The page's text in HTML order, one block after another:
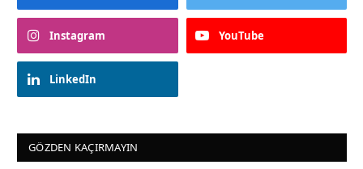
Instagram YouTube
LinkedIn
GÖZDEN KAÇIRMAYIN